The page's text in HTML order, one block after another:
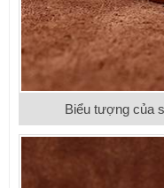
Biểu tượng của